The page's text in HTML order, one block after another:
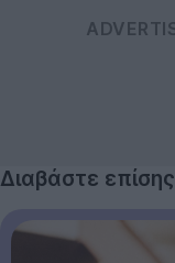
Διαβάστε επίσης